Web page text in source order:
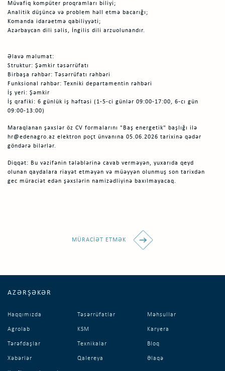
Müvafiq kompüter proqramları biliyi;
Analitik düşüncə və problem həll etmə bacarığı;
Komanda idarəetmə qabiliyyəti;
Azərbaycan dili səlis, İngilis dili arzuolunandır.
Əlavə məlumat:
Struktur: Şəmkir təsərrüfatı
Birbaşa rəhbər: Təsərrüfatı rəhbəri
Funksional rəhbər: Texniki departamentin rəhbəri
İş yeri: Şəmkir
İş qrafiki: 6 günlük iş həftəsi (1-5-ci günlər 09:00-17:00, 6-cı gün
09:00-13:00)
Maraqlanan şəxslər öz CV formalarını "Baş energetik" başlığı ilə
hr@edenagro.az elektron poçt ünvanına 05.06.2026 tarixinə qədər
göndərə bilərlər.
Diqqət: Bu vəzifənin tələblərinə cavab verməyən, yuxarıda qeyd
olunan qaydalara riayət etməyən və müəyyən olunmuş son tarixdən
gec müraciət edən şəxslərin namizədliyinə baxılmayacaq.
MÜRACIƏT ETMƏK
AZƏRŞƏKƏR
Haqqımızda Təsərrüfatlar Məhsullar
Agrolab KSM Karyera
Tərəfdaşlar Texnikalar Bloq
Xəbərlər Qalereya Əlaqə